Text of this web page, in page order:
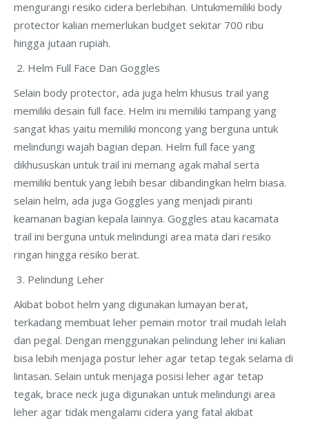
mengurangi resiko cidera berlebihan. Untukmemiliki body
protector kalian memerlukan budget sekitar 700 ribu
hingga jutaan rupiah.
Helm Full Face Dan Goggles
Selain body protector, ada juga helm khusus trail yang
memiliki desain full face. Helm ini memiliki tampang yang
sangat khas yaitu memiliki moncong yang berguna untuk
melindungi wajah bagian depan. Helm full face yang
dikhususkan untuk trail ini memang agak mahal serta
memiliki bentuk yang lebih besar dibandingkan helm biasa.
selain helm, ada juga Goggles yang menjadi piranti
keamanan bagian kepala lainnya. Goggles atau kacamata
trail ini berguna untuk melindungi area mata dari resiko
ringan hingga resiko berat.
Pelindung Leher
Akibat bobot helm yang digunakan lumayan berat,
terkadang membuat leher pemain motor trail mudah lelah
dan pegal. Dengan menggunakan pelindung leher ini kalian
bisa lebih menjaga postur leher agar tetap tegak selama di
lintasan. Selain untuk menjaga posisi leher agar tetap
tegak, brace neck juga digunakan untuk melindungi area
leher agar tidak mengalami cidera yang fatal akibat